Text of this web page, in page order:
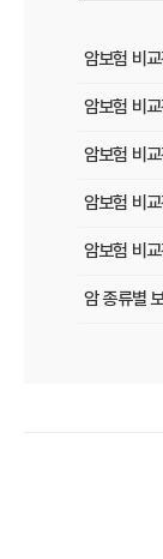
암보험 비
암보험 비
암보험 비
암보험 비
암보험 비